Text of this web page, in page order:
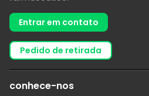
Entrar em contato
pedido de retirada
conhece-nos